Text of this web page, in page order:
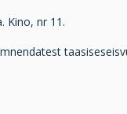
Kino, nr 11.